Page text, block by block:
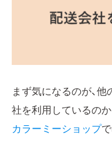
まず気になるのが、
社を利用しているのか
カラーミーショップ